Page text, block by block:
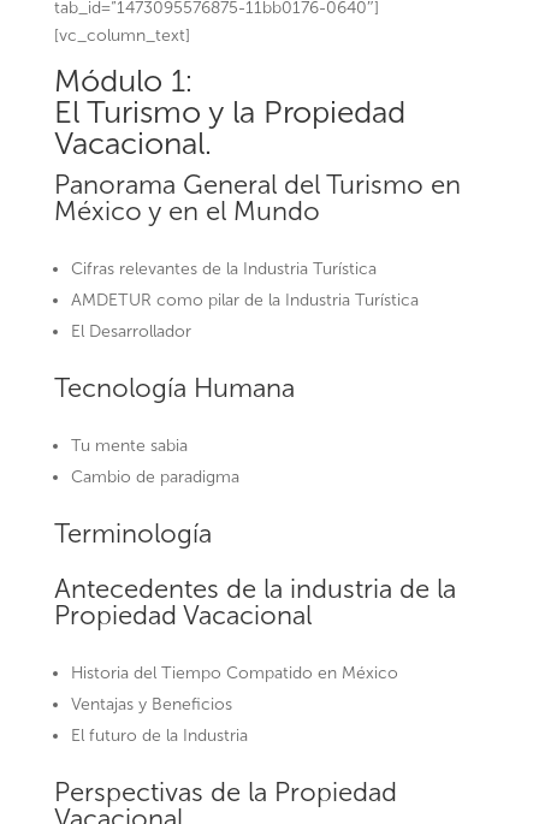
tab_id=”1473095576875-11bb0176-0640″]
[vc_column_text]
Módulo 1:
El Turismo y la Propiedad
Vacacional.
Panorama General del Turismo en
México y en el Mundo
Cifras relevantes de la Industria Turística
AMDETUR como pilar de la Industria Turística
El Desarrollador
Tecnología Humana
Tu mente sabia
Cambio de paradigma
Terminología
Antecedentes de la industria de la
Propiedad Vacacional
Historia del Tiempo Compatido en México
Ventajas y Beneficios
El futuro de la Industria
Perspectivas de la Propiedad